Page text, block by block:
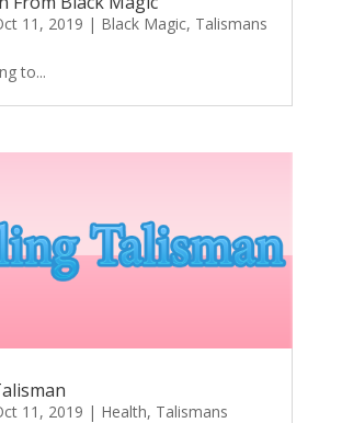
11, 2019 | Black Magic, Talismans
to...
11, 2019 | Health, Talismans